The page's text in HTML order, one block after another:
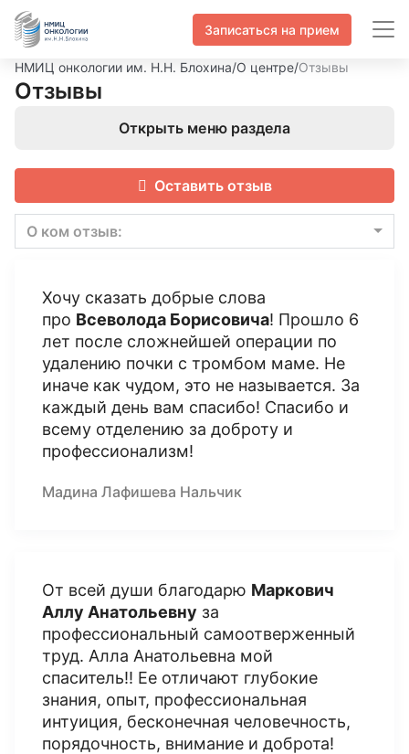
Записаться на прием
НМИЦ онкологии им. Н.Н. Блохина/О центре/Отзывы
Отзывы
Открыть меню раздела
Оставить отзыв
О ком отзыв:
Хочу сказать добрые слова
про Всеволода Борисовича! Прошло 6
лет после сложнейшей операции по
удалению почки с тромбом маме. Не
иначе как чудом, это не называется. За
каждый день вам спасибо! Спасибо и
всему отделению за доброту и
профессионализм!
Мадина Лафишева Нальчик
От всей души благодарю Маркович
Аллу Анатольевну за
профессиональный самоотверженный
труд. Алла Анатольевна мой
спаситель!! Ее отличают глубокие
знания, опыт, профессиональная
интуиция, бесконечная человечность,
порядочность, внимание и доброта!